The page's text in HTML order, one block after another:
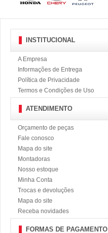
INSTITUCIONAL
A Empresa
Informações de Entrega
Política de Privacidade
Termos e Condições de Uso
ATENDIMENTO
Orçamento de peças
Fale conosco
Mapa do site
Montadoras
Nosso estoque
Minha Conta
Trocas e devoluções
Mapa do site
Receba novidades
FORMAS DE PAGAMENTO